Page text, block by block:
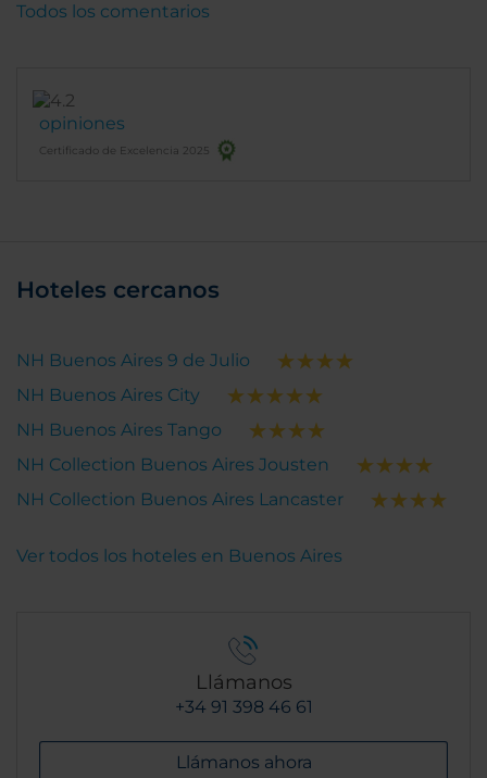
opiniones
Certificado de Excelencia 2025
Todos los comentarios
Hoteles cercanos
NH Buenos Aires 9 de Julio
NH Buenos Aires City
NH Buenos Aires Tango
NH Collection Buenos Aires Jousten
NH Collection Buenos Aires Lancaster
Ver todos los hoteles en Buenos Aires
Llámanos
+34 91 398 46 61
Llámanos ahora